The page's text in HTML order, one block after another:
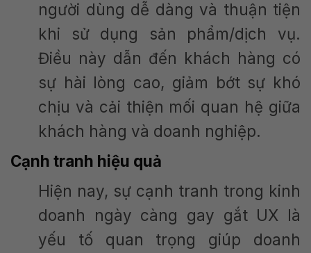
người dùng dễ dàng và thuận tiện
khi sử dụng sản phẩm/dịch vụ.
Điều này dẫn đến khách hàng có
sự hài lòng cao, giảm bớt sự khó
chịu và cải thiện mối quan hệ giữa
khách hàng và doanh nghiệp.
Cạnh tranh hiệu quả
Hiện nay, sự cạnh tranh trong kinh
doanh ngày càng gay gắt UX là
yếu tố quan trọng giúp doanh